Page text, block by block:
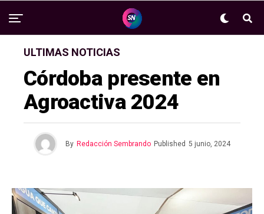
ULTIMAS NOTICIAS
Córdoba presente en
Agroactiva 2024
By Redacción Sembrando Published 5 junio, 2024